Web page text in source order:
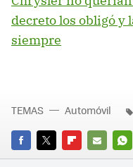
decreto los obligó y
siempre
FACEBOOK
TWITTERFLIPBOARD
E-
TEMAS Automóvil